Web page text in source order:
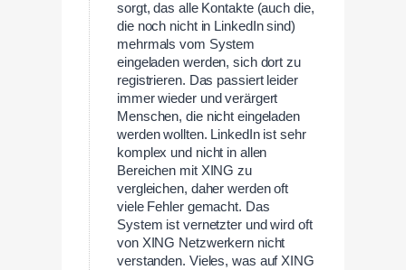
sorgt, das alle Kontakte (auch die,
die noch nicht in LinkedIn sind)
mehrmals vom System
eingeladen werden, sich dort zu
registrieren. Das passiert leider
immer wieder und verärgert
Menschen, die nicht eingeladen
werden wollten. LinkedIn ist sehr
komplex und nicht in allen
Bereichen mit XING zu
vergleichen, daher werden oft
viele Fehler gemacht. Das
System ist vernetzter und wird oft
von XING Netzwerkern nicht
verstanden. Vieles, was auf XING